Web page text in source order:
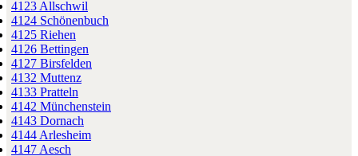
4123 Allschwil
4124 Schönenbuch
4125 Riehen
4126 Bettingen
4127 Birsfelden
4132 Muttenz
4133 Pratteln
4142 Münchenstein
4143 Dornach
4144 Arlesheim
4147 Aesch